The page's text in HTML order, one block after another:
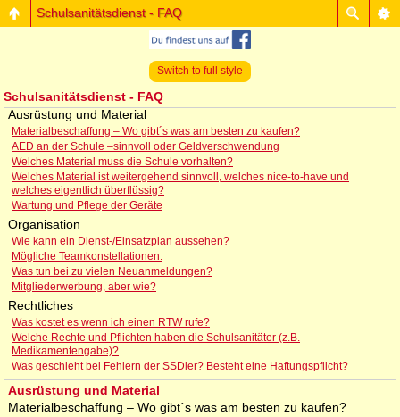
Schulsanitätsdienst - FAQ
Switch to full style
Schulsanitätsdienst - FAQ
Ausrüstung und Material
Materialbeschaffung – Wo gibt´s was am besten zu kaufen?
AED an der Schule –sinnvoll oder Geldverschwendung
Welches Material muss die Schule vorhalten?
Welches Material ist weitergehend sinnvoll, welches nice-to-have und
welches eigentlich überflüssig?
Wartung und Pflege der Geräte
Organisation
Wie kann ein Dienst-/Einsatzplan aussehen?
Mögliche Teamkonstellationen:
Was tun bei zu vielen Neuanmeldungen?
Mitgliederwerbung, aber wie?
Rechtliches
Was kostet es wenn ich einen RTW rufe?
Welche Rechte und Pflichten haben die Schulsanitäter (z.B.
Medikamentengabe)?
Was geschieht bei Fehlern der SSDler? Besteht eine Haftungspflicht?
Ausrüstung und Material
Materialbeschaffung – Wo gibt´s was am besten zu kaufen?